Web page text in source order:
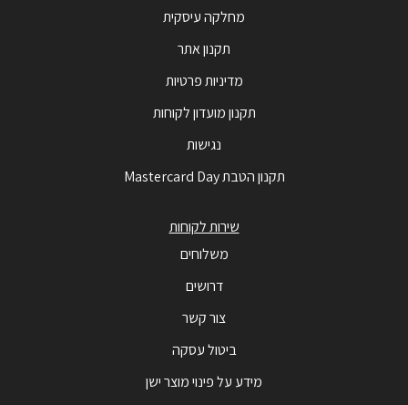
מחלקה עיסקית
תקנון אתר
מדיניות פרטיות
תקנון מועדון לקוחות
נגישות
תקנון הטבת Mastercard Day
שירות לקוחות
משלוחים
דרושים
צור קשר
ביטול עסקה
מידע על פינוי מוצר ישן